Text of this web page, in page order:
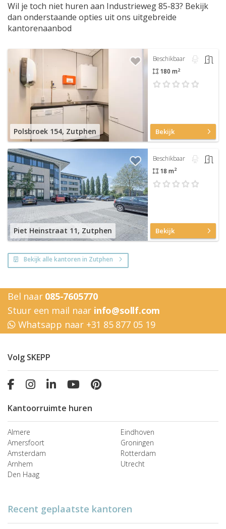
Wil je toch niet huren aan Industrieweg 85-83? Bekijk
dan onderstaande opties uit ons uitgebreide
kantorenaanbod
Polsbroek 154, Zutphen
Beschikbaar
180 m2
Bekijk
Piet Heinstraat 11, Zutphen
Beschikbaar
18 m2
Bekijk
Bekijk alle kantoren in Zutphen
Bel naar 085-7605770
Stuur een mail naar info@sollf.com
Whatsapp naar +31 85 877 05 19
Volg SKEPP
Kantoorruimte huren
Almere
Amersfoort
Amsterdam
Arnhem
Den Haag
Eindhoven
Groningen
Rotterdam
Utrecht
Recent geplaatste kantoren